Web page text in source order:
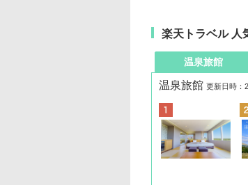
楽天トラベル 人
温泉旅館
温泉旅館 更新日時：